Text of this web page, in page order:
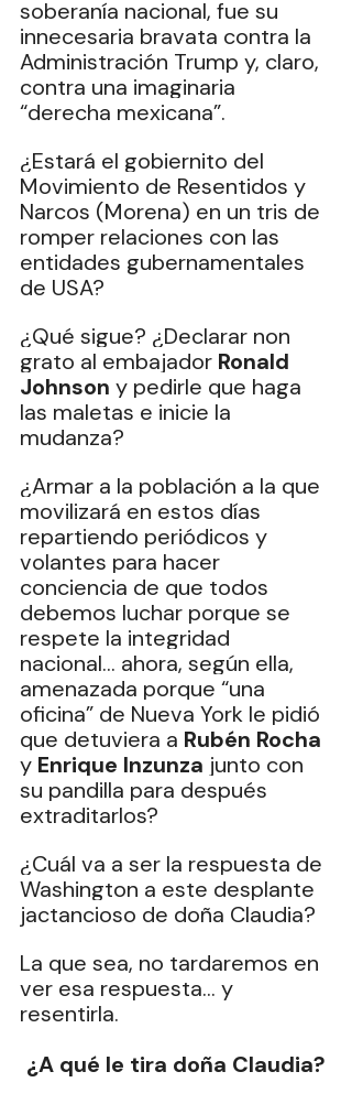
soberanía nacional, fue su
innecesaria bravata contra la
Administración Trump y, claro,
contra una imaginaria
“derecha mexicana”.
¿Estará el gobiernito del
Movimiento de Resentidos y
Narcos (Morena) en un tris de
romper relaciones con las
entidades gubernamentales
de USA?
¿Qué sigue? ¿Declarar non
grato al embajador Ronald
Johnson y pedirle que haga
las maletas e inicie la
mudanza?
¿Armar a la población a la que
movilizará en estos días
repartiendo periódicos y
volantes para hacer
conciencia de que todos
debemos luchar porque se
respete la integridad
nacional… ahora, según ella,
amenazada porque “una
oficina” de Nueva York le pidió
que detuviera a Rubén Rocha
y Enrique Inzunza junto con
su pandilla para después
extraditarlos?
¿Cuál va a ser la respuesta de
Washington a este desplante
jactancioso de doña Claudia?
La que sea, no tardaremos en
ver esa respuesta… y
resentirla.
¿A qué le tira doña Claudia?